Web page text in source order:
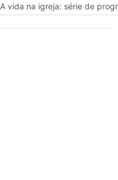
A vida na igreja: série de